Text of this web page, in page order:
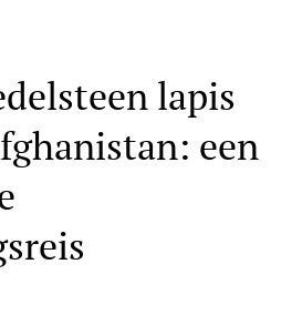
lapis
een